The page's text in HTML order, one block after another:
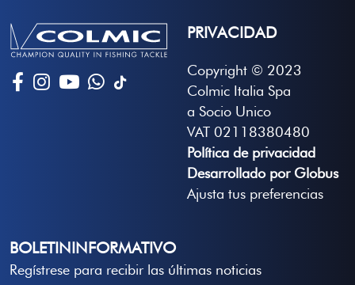
PRIVACIDAD
Copyright © 2023
Colmic Italia Spa
a Socio Unico
VAT 02118380480
Política de privacidad
Desarrollado por Globus
Ajusta tus preferencias
BOLETININFORMATIVO
Regístrese para recibir las últimas noticias